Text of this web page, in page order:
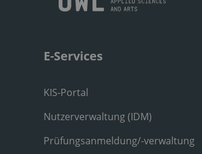
E-Services
KIS-Portal
Nutzerverwaltung (IDM)
Prüfungsanmeldung/-verwaltung